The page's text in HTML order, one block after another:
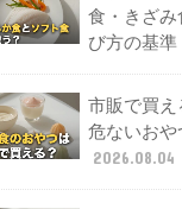
食・きざみ
び方の基準
市販で買え
危ないお
2026.08.04